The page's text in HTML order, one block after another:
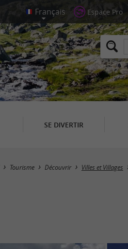
Espace Pro
SE DIVERTIR
Tourisme Découvrir Villes et Villages